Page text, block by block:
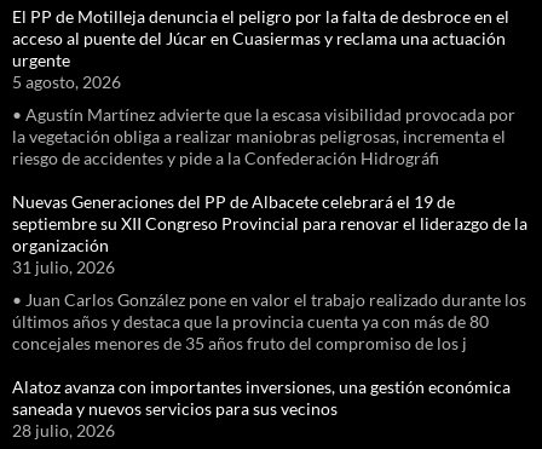
El PP de Motilleja denuncia el peligro por la falta de desbroce en el
acceso al puente del Júcar en Cuasiermas y reclama una actuación
urgente
5 agosto, 2026
• Agustín Martínez advierte que la escasa visibilidad provocada por
la vegetación obliga a realizar maniobras peligrosas, incrementa el
riesgo de accidentes y pide a la Confederación Hidrográfi
Nuevas Generaciones del PP de Albacete celebrará el 19 de
septiembre su XII Congreso Provincial para renovar el liderazgo de la
organización
31 julio, 2026
• Juan Carlos González pone en valor el trabajo realizado durante los
últimos años y destaca que la provincia cuenta ya con más de 80
concejales menores de 35 años fruto del compromiso de los j
Alatoz avanza con importantes inversiones, una gestión económica
saneada y nuevos servicios para sus vecinos
28 julio, 2026